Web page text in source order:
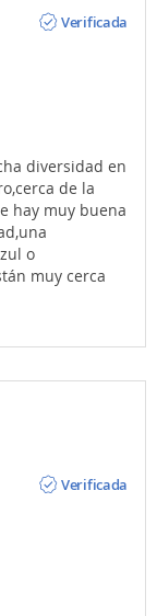
Verificada
diversidad en
de la
hay muy buena
o
muy cerca
Verificada